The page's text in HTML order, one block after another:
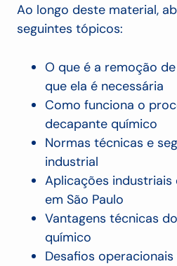
Ao longo deste material,
seguintes tópicos:
O que é a remoção
que ela é necessária
Como funciona o
decapante químico
Normas técnicas e
industrial
Aplicações
em São Paulo
Vantagens técnicas
químico
Desafios